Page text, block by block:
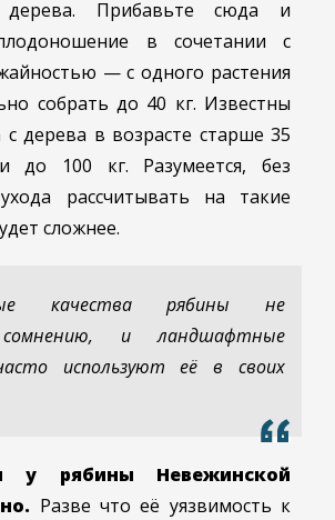
Прибавьте сюда и
в сочетании с
— с одного растения
собрать до 40 кг. Известны
с дерева в возрасте старше 35
до 100 кг. Разумеется, без
рассчитывать на такие
сложнее.
качества рябины не
и ландшафтные
используют её в своих
у рябины Невежинской
Разве что её уязвимость к